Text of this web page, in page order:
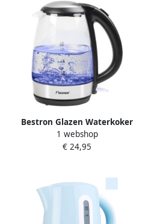
Bestron Glazen Waterkoker
met LED-verlichting 360°
basis & tot 1.7 Liter
droogkookbeveiliging
2.200W Glazen
1 webshop
€ 24,95